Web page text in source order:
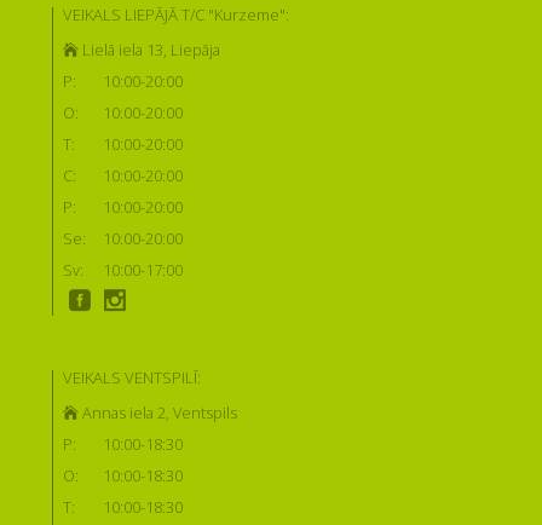
VEIKALS LIEPĀJĀ T/C "Kurzeme":
Lielā iela 13, Liepāja
P:
10:00-20:00
O:
10:00-20:00
T:
10:00-20:00
C:
10:00-20:00
P:
10:00-20:00
Se:
10:00-20:00
Sv:
10:00-17:00
VEIKALS VENTSPILĪ:
Annas iela 2, Ventspils
P:
10:00-18:30
O:
10:00-18:30
T:
10:00-18:30